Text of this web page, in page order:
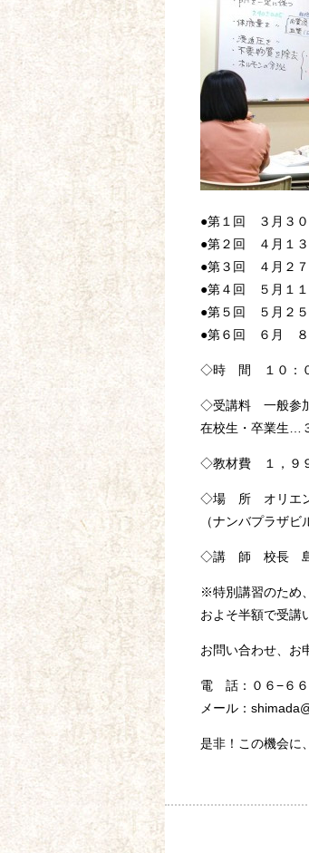
●第１回 ３月３０
●第２回 ４月１３
●第３回 ４月２７
●第４回 ５月１１
●第５回 ５月２５
●第６回 ６月 ８
◇時 間 １０：０
◇受講料 一般参
在校生・卒業生…
◇教材費 １，９
◇場 所 オリエン
（ナンバプラザビ
◇講 師 校長 島
※特別講習のため
およそ半額で受講
お問い合わせ、お
電 話：０６−６６
メール：
是非！この機会に